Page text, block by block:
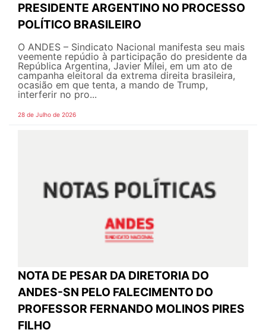
PRESIDENTE ARGENTINO NO PROCESSO
POLÍTICO BRASILEIRO
O ANDES – Sindicato Nacional manifesta seu mais
veemente repúdio à participação do presidente da
República Argentina, Javier Milei, em um ato de
campanha eleitoral da extrema direita brasileira,
ocasião em que tenta, a mando de Trump,
interferir no pro...
28 de Julho de 2026
NOTA DE PESAR DA DIRETORIA DO
ANDES-SN PELO FALECIMENTO DO
PROFESSOR FERNANDO MOLINOS PIRES
FILHO